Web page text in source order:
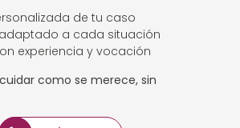
de tu caso
adaptado a cada situación
experiencia y vocación
como se merece, sin